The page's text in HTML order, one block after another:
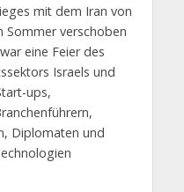
mit dem Iran von
verschoben
eine Feier des
Israels und
ups,
Diplomaten und